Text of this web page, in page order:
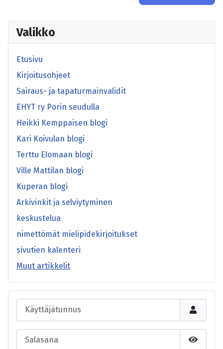
Valikko
Etusivu
Kirjoitusohjeet
Sairaus- ja tapaturmainvalidit
EHYT ry Porin seudulla
Heikki Kemppaisen blogi
Kari Koivulan blogi
Terttu Elomaan blogi
Ville Mattilan blogi
Kuperan blogi
Arkivinkit ja selviytyminen
keskustelua
nimettömät mielipidekirjoitukset
sivutien kalenteri
Muut artikkelit
Käyttäjätunnus
Salasana